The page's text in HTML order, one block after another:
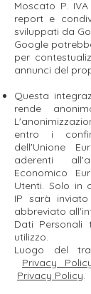
Moscato P. IVA
report e
sviluppati da
Google
per
annunci del
Questa
rende
entro i
dell'Unione
aderenti
Economico
Utenti. Solo in
IP sarà
abbreviato
Dati
utilizzo.
Luogo del
Privacy
Privacy Policy.